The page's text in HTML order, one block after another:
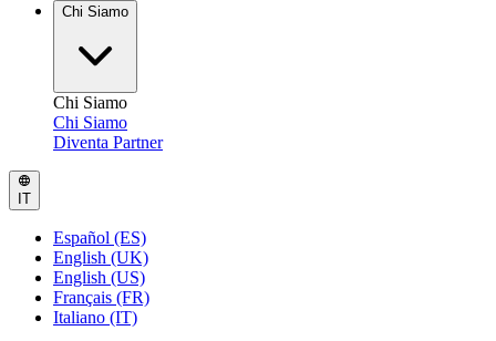
Chi Siamo
Chi Siamo
Chi Siamo
Diventa Partner
IT
Español (ES)
English (UK)
English (US)
Français (FR)
Italiano (IT)